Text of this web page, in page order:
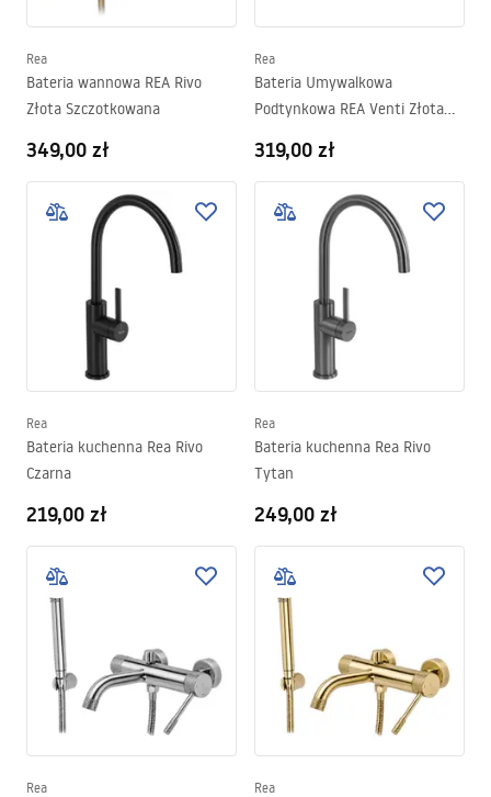
Rea
Bateria wannowa REA Rivo
Złota Szczotkowana
349,00 zł
Rea
Bateria Umywalkowa
Podtynkowa REA Venti Złota
319,00 zł
Rea
Bateria kuchenna Rea Rivo
Czarna
219,00 zł
Rea
Bateria kuchenna Rea Rivo
Tytan
249,00 zł
Rea Rea